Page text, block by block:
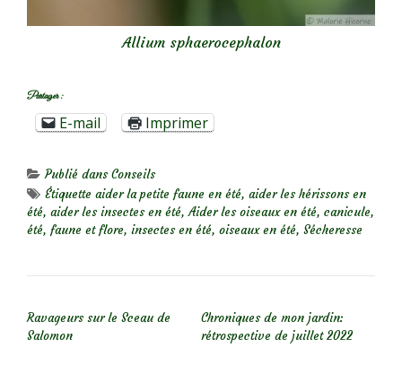
Allium sphaerocephalon
Partager :
E-mail Imprimer
Publié dansConseils
Étiquette aider la petite faune en été, aider les hérissons en
été, aider les insectes en été,Aider les oiseaux en été, canicule,
été, faune et flore, insectes en été, oiseaux en été, Sécheresse
Ravageurs sur le Sceau de
Salomon
Chroniques de mon jardin:
rétrospective de juillet 2022